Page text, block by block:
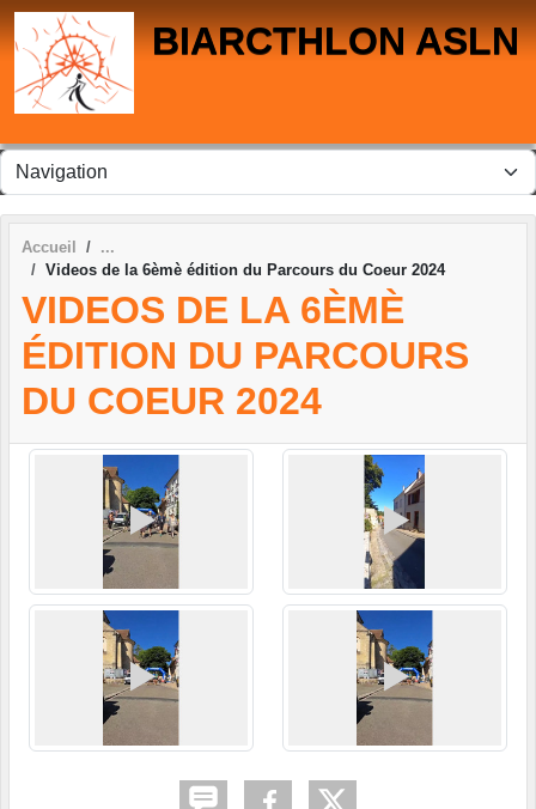
BIARCTHLON ASLN
Accueil
Videos de la 6èmè édition du Parcours du Coeur 2024
VIDEOS DE LA 6ÈMÈ
ÉDITION DU PARCOURS
DU COEUR 2024
Panneau de gestion des cookies